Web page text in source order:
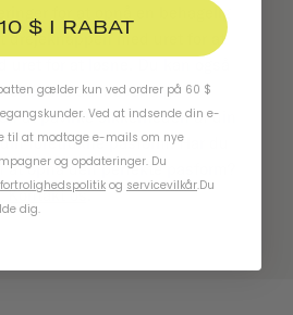
for at opnå en behagelig
drejeknappen med uret for at
eller alle de indvendige
at påvirke sikkerheden af din
foretrukne pasform. Har du
at opnå den perfekte pasform?
Kontakt os.
$ I RABAT
gælder kun ved ordrer på 60 $
Ved at indsende din e-
til at modtage e-mails om nye
og opdateringer. Du
fortrolighedspolitik og servicevilkår.Du
dig.